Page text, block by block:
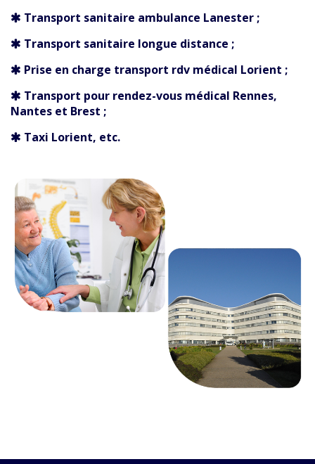
Transport sanitaire ambulance Lanester ;
Transport sanitaire longue distance ;
Prise en charge transport rdv médical Lorient ;
Transport pour rendez-vous médical Rennes,
Nantes et Brest ;
Taxi Lorient, etc.